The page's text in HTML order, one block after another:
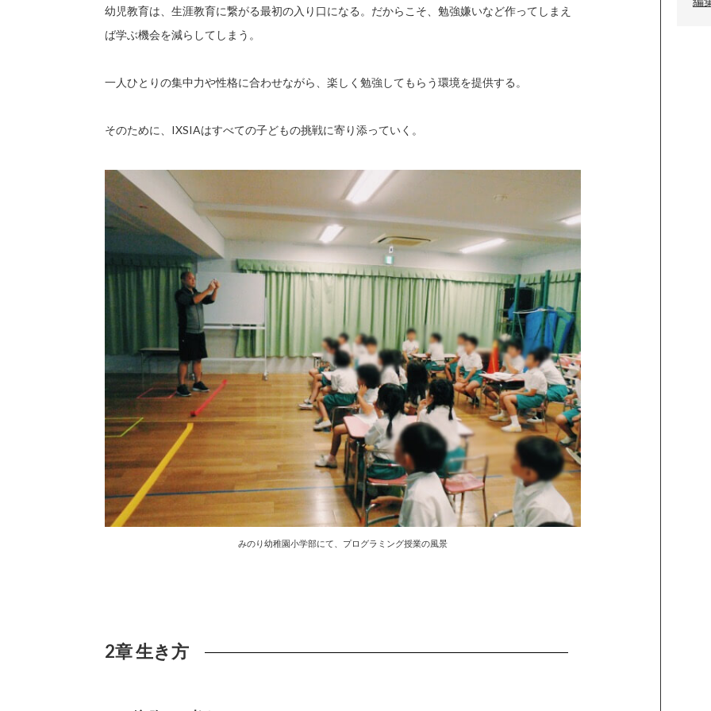
幼児教育は、生涯教育に繋がる最初の入り口になる。だからこそ、勉強嫌いなど作ってしまえ
ば学ぶ機会を減らしてしまう。
一人ひとりの集中力や性格に合わせながら、楽しく勉強してもらう環境を提供する。
そのために、IXSIAはすべての子どもの挑戦に寄り添っていく。
みのり幼稚園小学部にて、プログラミング授業の風景
2章 生き方